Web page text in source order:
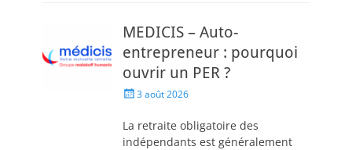
MEDICIS – Auto-
entrepreneur : pourquoi
ouvrir un PER ?
3 août 2026
La retraite obligatoire des
indépendants est généralement